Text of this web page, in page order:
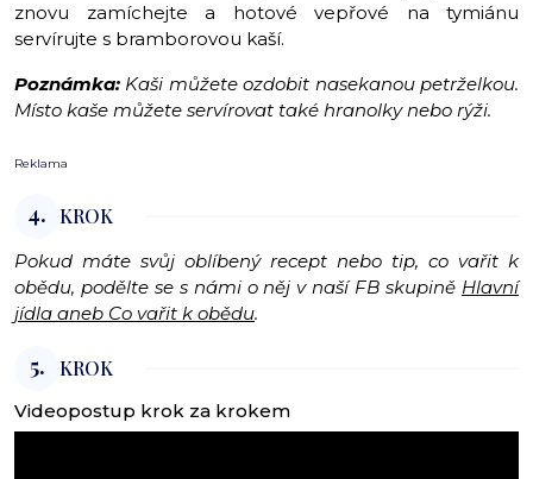
znovu zamíchejte a hotové vepřové na tymiánu
servírujte s bramborovou kaší.
Poznámka: Kaši můžete ozdobit nasekanou petrželkou.
Místo kaše můžete servírovat také hranolky nebo rýži.
Reklama
4. KROK
Pokud máte svůj oblíbený recept nebo tip, co vařit k
obědu, podělte se s námi o něj v naší FB skupině Hlavní
jídla aneb Co vařit k obědu.
5. KROK
Videopostup krok za krokem